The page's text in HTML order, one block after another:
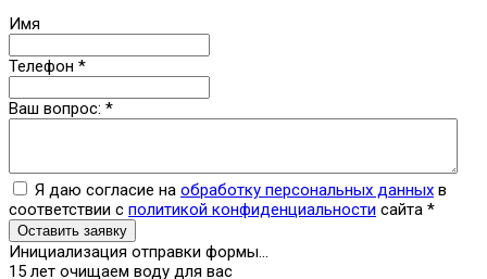
Имя
Телефон *
Ваш вопрос: *
Я даю согласие на обработку персональных данных в
соответствии с политикой конфиденциальности сайта *
Оставить заявку
Инициализация отправки формы...
15 лет очищаем воду для вас